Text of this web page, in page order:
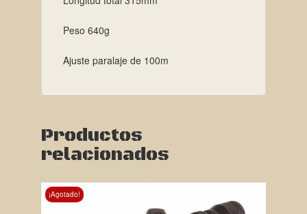
Peso 640g
Ajuste paralaje de 100m
Productos
relacionados
¡Agotado!